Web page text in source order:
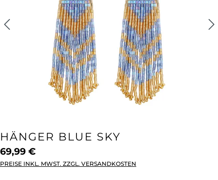
HÄNGER BLUE SKY
69,99 €
PREISE INKL. MWST. ZZGL. VERSANDKOSTEN